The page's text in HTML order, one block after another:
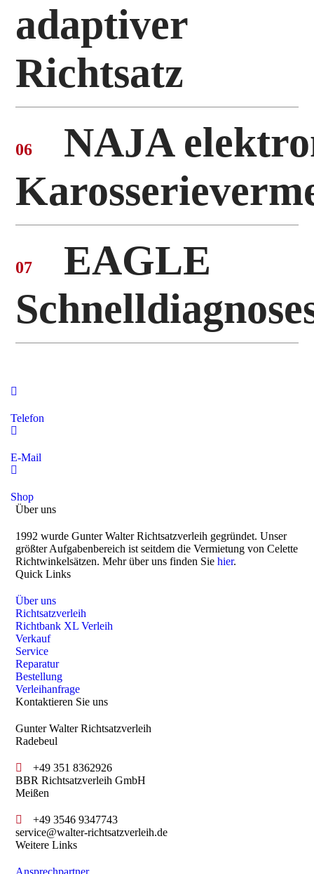
adaptiver
Richtsatz
06
NAJA
07
EAGLE
Telefon
E-Mail
Shop
Über uns
1992 wurde Gunter Walter Richtsatzverleih gegründet. Unser
größter Aufgabenbereich ist seitdem die Vermietung von Celette
Richtwinkelsätzen. Mehr über uns finden Siehier.
Quick Links
Über uns
Richtsatzverleih
Richtbank XL Verleih
Verkauf
Service
Reparatur
Bestellung
Verleihanfrage
Kontaktieren Sie uns
Gunter Walter Richtsatzverleih
Radebeul
+49 351 8362926
BBR Richtsatzverleih GmbH
Meißen
+49 3546 9347743
service@walter-richtsatzverleih.de
Weitere Links
Ansprechpartner